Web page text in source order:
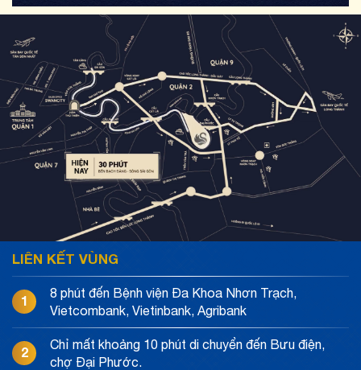
LIÊN KẾT VÙNG
1
8 phút đến Bệnh viện Đa Khoa Nhơn Trạch,
Vietcombank, Vietinbank, Agribank
2
Chỉ mất khoảng 10 phút di chuyển đến Bưu điện,
chợ Đại Phước.